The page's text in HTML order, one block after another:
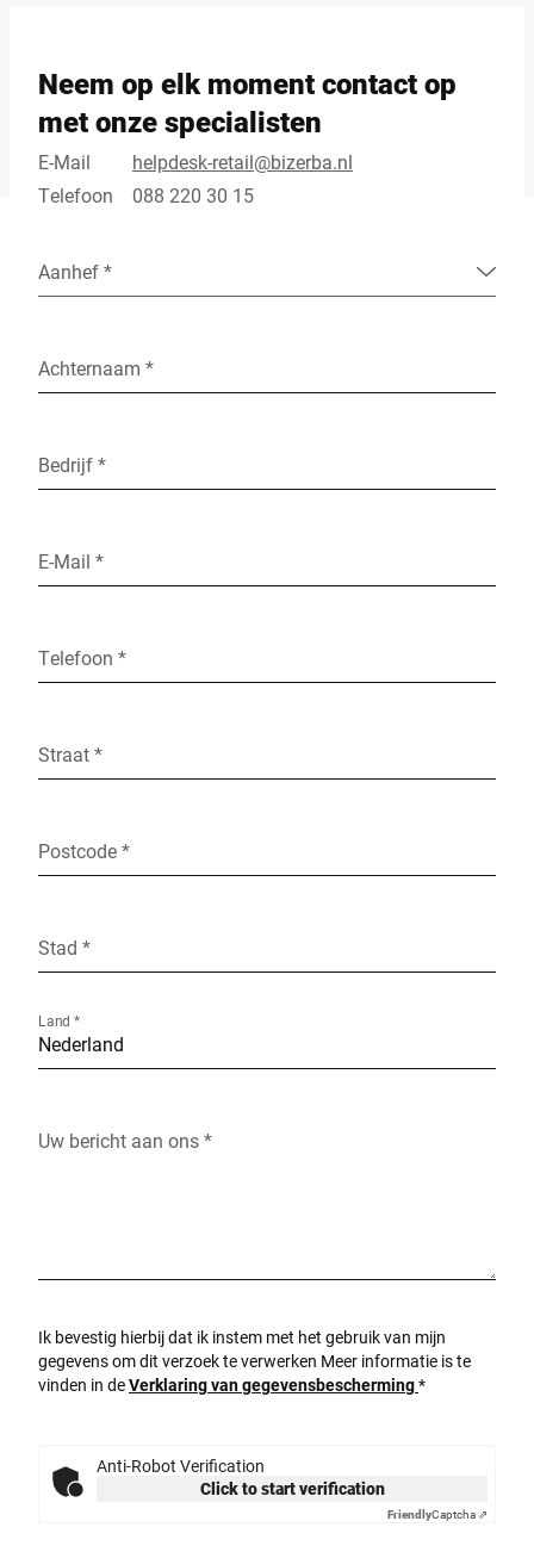
Neem op elk moment contact op
met onze specialisten
E-Mail
helpdesk-retail@bizerba.nl
Telefoon
088 220 30 15
Aanhef *
Achternaam *
Bedrijf *
E-Mail *
Telefoon *
Straat *
Postcode *
Stad *
Land *
Uw bericht aan ons *
Ik bevestig hierbij dat ik instem met het gebruik van mijn
gegevens om dit verzoek te verwerken Meer informatie is te
vinden in deVerklaring van gegevensbescherming*
Anti-Robot Verification
Click to start verification
FriendlyCaptcha ⇗